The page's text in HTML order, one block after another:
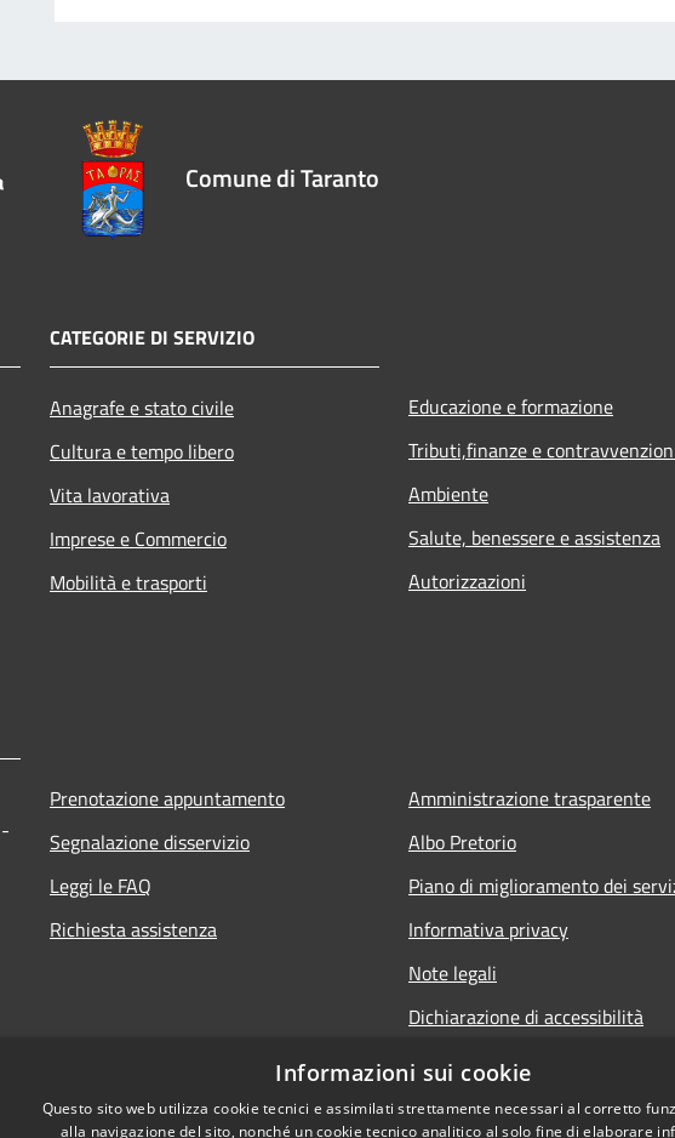
Comune di Taranto
CATEGORIE DI SERVIZIO
Anagrafe e stato civile
Cultura e tempo libero
Vita lavorativa
Imprese e Commercio
Mobilità e trasporti
Educazione e formazione
Tributi,finanze e
Ambiente
Salute, benessere e assistenza
Autorizzazioni
Prenotazione appuntamento
Segnalazione disservizio
Leggi le FAQ
Richiesta assistenza
Amministrazione trasparente
Albo Pretorio
Piano di miglioramento dei
Informativa privacy
Note legali
Dichiarazione di accessibilità
Informativa sulla
Informazioni sui cookie
Questo sito web utilizza cookie tecnici e assimilati strettamente necessari al corretto
alla navigazione del sito, nonché un cookie tecnico analitico al solo fine di elaborare